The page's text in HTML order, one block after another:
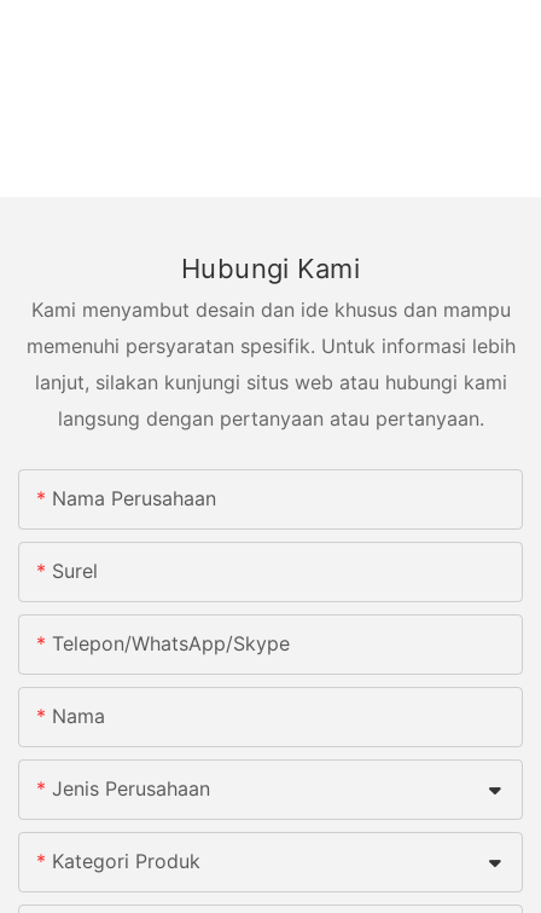
Hubungi Kami
Kami menyambut desain dan ide khusus dan mampu
memenuhi persyaratan spesifik. Untuk informasi lebih
lanjut, silakan kunjungi situs web atau hubungi kami
langsung dengan pertanyaan atau pertanyaan.
Nama Perusahaan
Surel
Telepon/WhatsApp/Skype
Nama
Jenis Perusahaan
Kategori Produk